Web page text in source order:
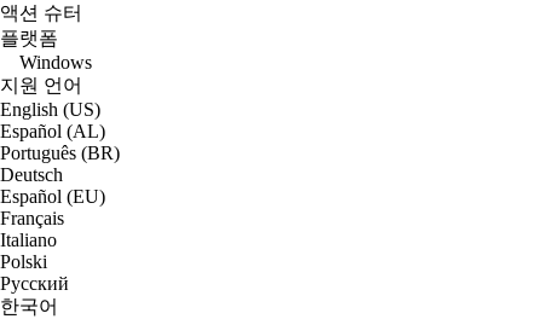
액션 슈터
플랫폼
Windows
지원 언어
English (US)
Español (AL)
Português (BR)
Deutsch
Español (EU)
Français
Italiano
Polski
Русский
한국어